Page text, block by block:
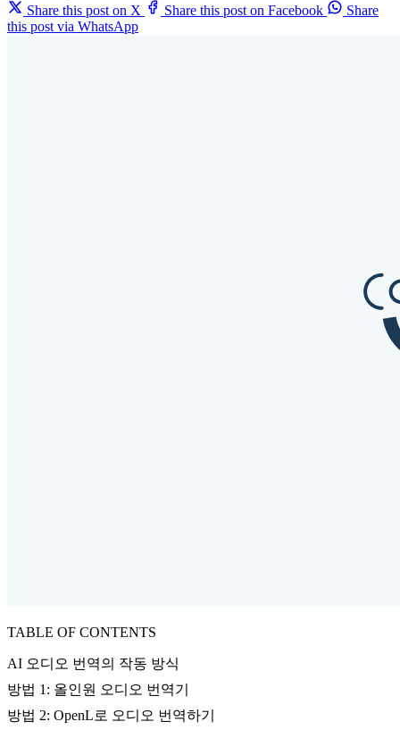
Share this post on X
Share this post on Facebook
Share
this post via WhatsApp
TABLE OF CONTENTS
AI 오디오 번역의 작동 방식
방법 1: 올인원 오디오 번역기
방법 2: OpenL로 오디오 번역하기